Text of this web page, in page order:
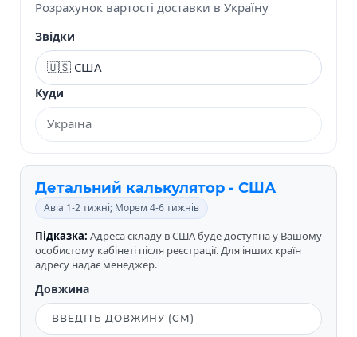
Розрахунок вартості доставки в Україну
Звідки
Куди
Детальний калькулятор - США
Авіа 1-2 тижні; Морем 4-6 тижнів
Підказка: Адреса складу в США буде доступна у Вашому
особистому кабінеті після реєстрації. Для інших країн
адресу надає менеджер.
Довжина